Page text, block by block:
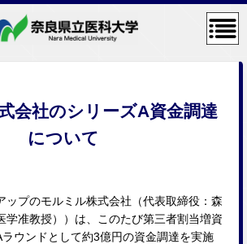
コン
テン
ニュ
会社のシリーズA資金調達
について
プのモルミル株式会社（代表取締役：森
学准教授））は、このたび第三者割当増資
ウンドとして約3億円の資金調達を実施